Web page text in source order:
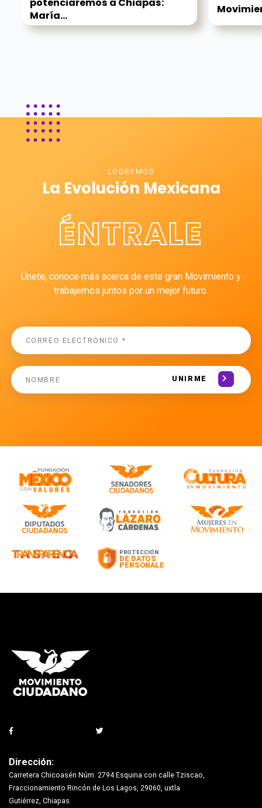
María...
LOGREMOS
La Evolución Mexicana
ÉNTRALE
Únete, conoce más acerca de este gran Movimiento y
trabajemos juntos por un mejor futuro.
UNIRME
Dirección:
Carretera Chicoasén Núm. 2794 Esquina con calle Tziscao,
Fraccionamiento Rincón de Los Lagos, 29060, uxtla
Gutiérrez, Chiapas.